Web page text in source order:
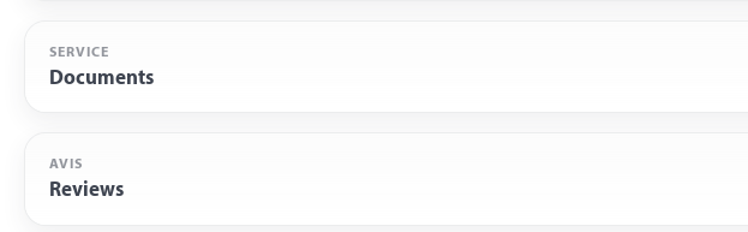
SERVICE
Documents
AVIS
Reviews